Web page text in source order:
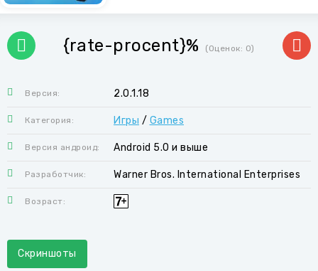
{rate-procent}% (Оценок: 0)
Версия: 2.0.1.18
Категория: Игры / Games
Версия андроид: Android 5.0 и выше
Разработчик: Warner Bros. International Enterprises
Возраст:
Скриншоты